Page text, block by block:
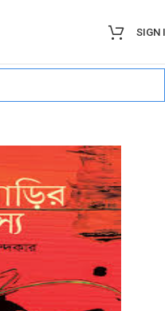
SIGN